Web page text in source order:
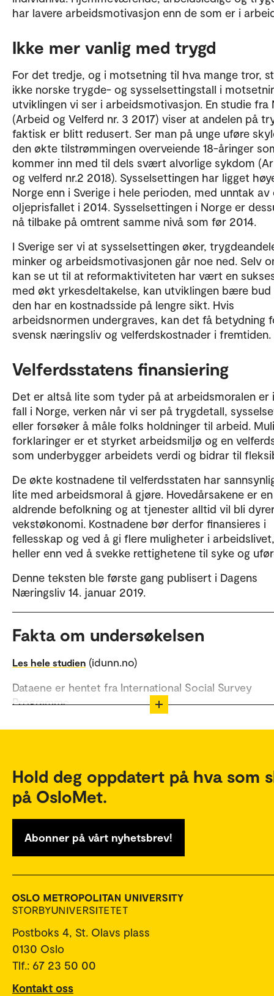
har lavere arbeidsmotivasjon enn de som er i
Ikke mer vanlig med trygd
For det tredje, og i motsetning til hva mange tror,
ikke norske trygde- og sysselsettingstall i
utviklingen vi ser i arbeidsmotivasjon. En studie fra
(Arbeid og Velferd nr. 3 2017) viser at andelen på
faktisk er blitt redusert. Ser man på unge uføre
den økte tilstrømmingen overveiende 18-åringer
kommer inn med til dels svært alvorlige sykdom
og velferd nr.2 2018). Sysselsettingen har ligget
Norge enn i Sverige i hele perioden, med unntak
oljeprisfallet i 2014. Sysselsettingen i Norge er
nå tilbake på omtrent samme nivå som før 2014.
I Sverige ser vi at sysselsettingen øker,
minker og arbeidsmotivasjonen går noe ned. Selv
kan se ut til at reformaktiviteten har vært en
med økt yrkesdeltakelse, kan utviklingen bære bud
den har en kostnadsside på lengre sikt. Hvis
arbeidsnormen undergraves, kan det få betydning
svensk næringsliv og velferdskostnader i fremtiden.
Velferdsstatens finansiering
Det er altså lite som tyder på at arbeidsmoralen
fall i Norge, verken når vi ser på trygdetall,
eller forsøker å måle folks holdninger til arbeid.
forklaringer er et styrket arbeidsmiljø og en
som underbygger arbeidets verdi og bidrar til
De økte kostnadene til velferdsstaten har
lite med arbeidsmoral å gjøre. Hovedårsakene er en
aldrende befolkning og at tjenester alltid vil bli
vekstøkonomi. Kostnadene bør derfor finansieres i
fellesskap og ved å gi flere muligheter i arbeidslivet,
heller enn ved å svekke rettighetene til syke og
Denne teksten ble første gang publisert i Dagens
Næringsliv 14. januar 2019.
Fakta om undersøkelsen
Les hele studien (idunn.no)
Dataene er hentet fra International Social Survey
Programme.
Arbeidsmotivasjon ble målt ved hjelp av to
pengene.
En jobb er bare en måte å tjene penger – ikke
Hold deg oppdatert på hva som
på OsloMet.
Abonner på vårt nyhetsbrev!
Postboks 4, St. Olavs plass
0130 Oslo
Tlf.: 67 23 50 00
Kontakt oss